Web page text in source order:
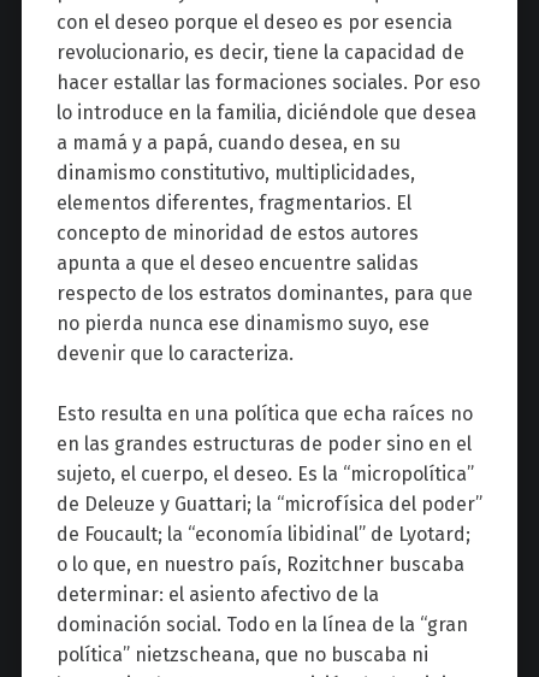
con el deseo porque el deseo es por esencia
revolucionario, es decir, tiene la capacidad de
hacer estallar las formaciones sociales. Por eso
lo introduce en la familia, diciéndole que desea
a mamá y a papá, cuando desea, en su
dinamismo constitutivo, multiplicidades,
elementos diferentes, fragmentarios. El
concepto de minoridad de estos autores
apunta a que el deseo encuentre salidas
respecto de los estratos dominantes, para que
no pierda nunca ese dinamismo suyo, ese
devenir que lo caracteriza.
Esto resulta en una política que echa raíces no
en las grandes estructuras de poder sino en el
sujeto, el cuerpo, el deseo. Es la “micropolítica”
de Deleuze y Guattari; la “microfísica del poder”
de Foucault; la “economía libidinal” de Lyotard;
o lo que, en nuestro país, Rozitchner buscaba
determinar: el asiento afectivo de la
dominación social. Todo en la línea de la “gran
política” nietzscheana, que no buscaba ni